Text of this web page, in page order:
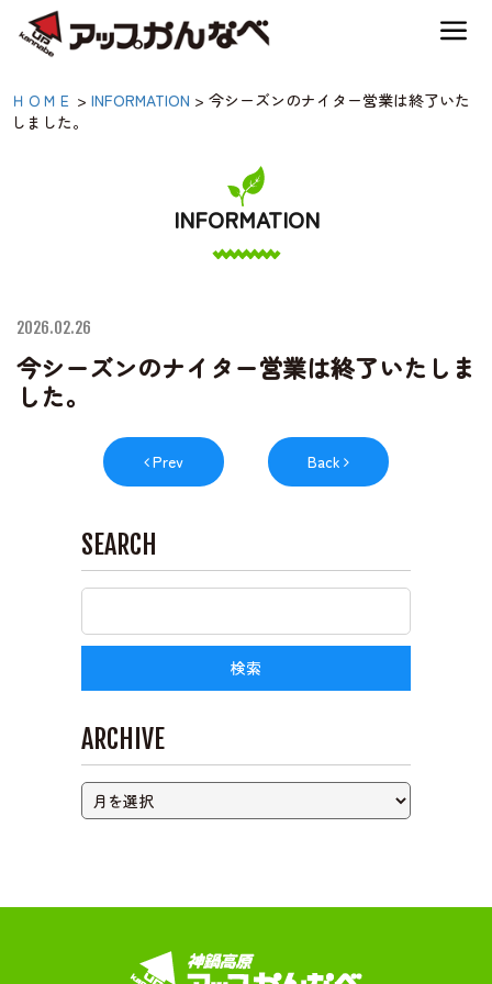
今シーズンのナイター営
業は終了いたしました。|
【公式】アップかんなべ
｜兵庫県豊岡市・関西
アウトドア・キャンプ
場・熱気球・高原アクテ
ィビティ
夏のスキー場も「かなり遊べる」！
神鍋高原キャンプ場
宿泊案内
神鍋高原体育館
ＨＯＭＥ > INFORMATION > 今シーズンのナイター営業は終了いた
しました。
INFORMATION
2026.02.26
今シーズンのナイター営業は終了いたしま
した。
Prev Back
SEARCH
ARCHIVE